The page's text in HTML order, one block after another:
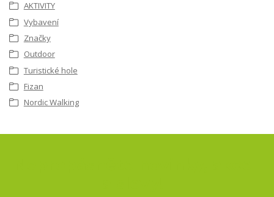
AKTIVITY
Vybavení
Značky
Outdoor
Turistické hole
Fizan
Nordic Walking